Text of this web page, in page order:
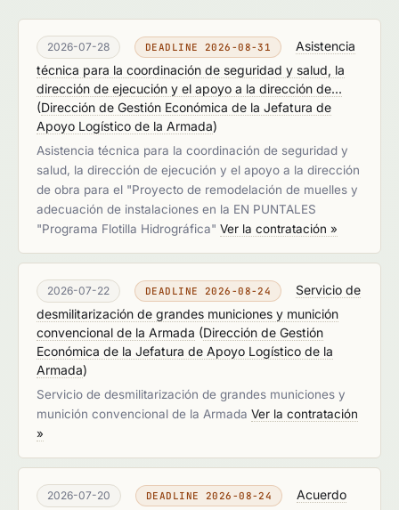
2026-07-28 DEADLINE 2026-08-31
Asistencia
técnica para la coordinación de seguridad y salud, la
dirección de ejecución y el apoyo a la dirección de...
(Dirección de Gestión Económica de la Jefatura de
Apoyo Logístico de la Armada)
Asistencia técnica para la coordinación de seguridad y
salud, la dirección de ejecución y el apoyo a la dirección
de obra para el "Proyecto de remodelación de muelles y
adecuación de instalaciones en la EN PUNTALES
"Programa Flotilla Hidrográfica" Ver la contratación »
2026-07-22 DEADLINE 2026-08-24
Servicio de
desmilitarización de grandes municiones y munición
convencional de la Armada (Dirección de Gestión
Económica de la Jefatura de Apoyo Logístico de la
Armada)
Servicio de desmilitarización de grandes municiones y
munición convencional de la Armada Ver la contratación
»
2026-07-20 DEADLINE 2026-08-24
Acuerdo